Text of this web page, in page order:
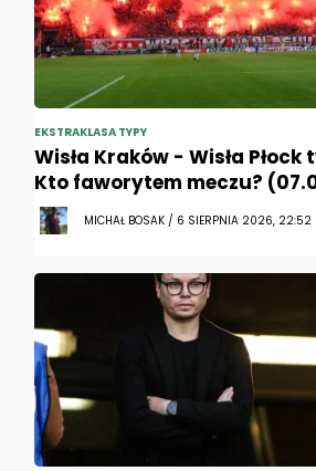
EKSTRAKLASA TYPY
Wisła Kraków - Wisła
Kto faworytem meczu?
MICHAŁ BOSAK / 6 SIERPNIA 2026, 22:52